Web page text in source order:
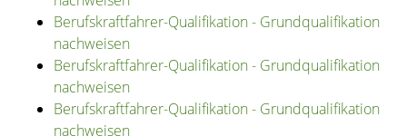
Berufskraftfahrer-Qualifikation - Grundqualifikation
nachweisen
Berufskraftfahrer-Qualifikation - Grundqualifikation
nachweisen
Berufskraftfahrer-Qualifikation - Grundqualifikation
nachweisen